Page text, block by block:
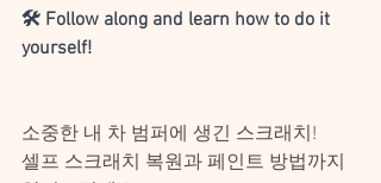
🛠️ Follow along and learn how to do it
yourself!
소중한 내 차 범퍼에 생긴 스크래치!
셀프 스크래치 복원과 페인트 방법까지